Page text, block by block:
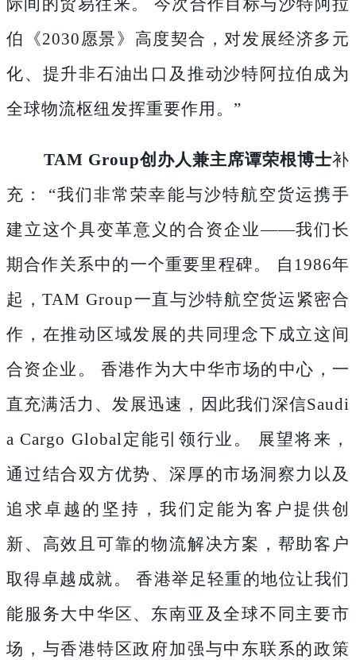
伯《2030愿景》高度契合，对发展经济多元
化、提升非石油出口及推动沙特阿拉伯成为
全球物流枢纽发挥重要作用。”
TAM Group创办人兼主席谭荣根博士补
充：
“我们非常荣幸能与沙特航空货运携手
建立这个具变革意义的合资企业——我们长
期合作关系中的一个重要里程碑。 自1986年
起，TAM Group一直与沙特航空货运紧密合
作，在推动区域发展的共同理念下成立这间
合资企业。 香港作为大中华市场的中心，一
直充满活力、发展迅速，因此我们深信Saudi
a Cargo Global定能引领行业。 展望将来，
通过结合双方优势、深厚的市场洞察力以及
追求卓越的坚持，我们定能为客户提供创
新、高效且可靠的物流解决方案，帮助客户
取得卓越成就。 香港举足轻重的地位让我们
能服务大中华区、东南亚及全球不同主要市
场，与香港特区政府加强与中东联系的政策